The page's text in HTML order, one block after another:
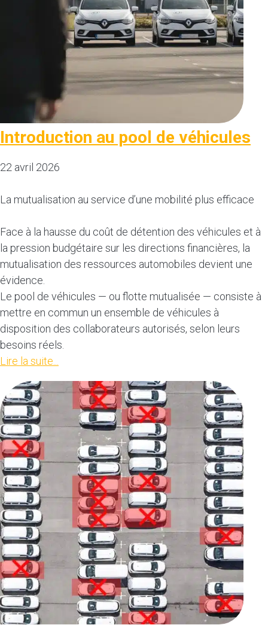
Introduction au pool de véhicules
22 avril 2026
La mutualisation au service d’une mobilité plus efficace
Face à la hausse du coût de détention des véhicules et à
la pression budgétaire sur les directions financières, la
mutualisation des ressources automobiles devient une
évidence.
Le pool de véhicules — ou flotte mutualisée — consiste à
mettre en commun un ensemble de véhicules à
disposition des collaborateurs autorisés, selon leurs
besoins réels.
Lire la suite...